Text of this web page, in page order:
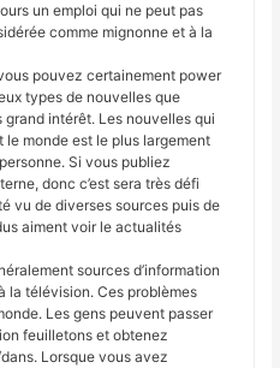
un emploi qui ne peut pas
comme mignonne et à la
pouvez certainement power
types de nouvelles que
intérêt. Les nouvelles qui
monde est le plus largement
Si vous publiez
donc c’est sera très défi
vu de diverses sources puis de
aiment voir le actualités
sources d’information
la télévision. Ces problèmes
Les gens peuvent passer
feuilletons et obtenez
Lorsque vous avez